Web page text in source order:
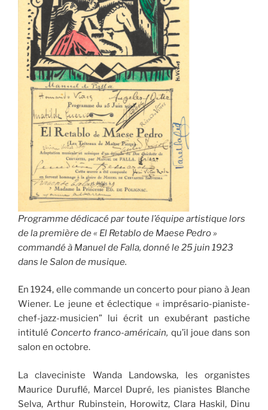
Programme dédicacé par toute l’équipe artistique lors
de la première de « El Retablo de Maese Pedro »
commandé à Manuel de Falla, donné le 25 juin 1923
dans le Salon de musique.
En 1924, elle commande un concerto pour piano à Jean
Wiener. Le jeune et éclectique « imprésario-pianiste-
chef-jazz-musicien” lui écrit un exubérant pastiche
intitulé Concerto franco-américain, qu’il joue dans son
salon en octobre.
La claveciniste Wanda Landowska, les organistes
Maurice Duruflé, Marcel Dupré, les pianistes Blanche
Selva, Arthur Rubinstein, Horowitz, Clara Haskil, Dinu